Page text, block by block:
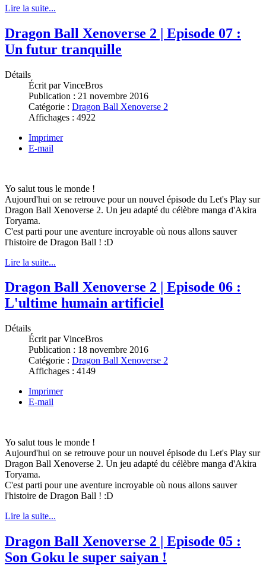
Lire la suite...
Dragon Ball Xenoverse 2 | Episode 07 :
Un futur tranquille
Détails
Écrit parVinceBros
Publication : 21 novembre 2016
Catégorie : Dragon Ball Xenoverse 2
Affichages : 4922
Imprimer
E-mail
Yo salut tous le monde !
Aujourd'hui on se retrouve pour un nouvel épisode du Let's Play sur
Dragon Ball Xenoverse 2. Un jeu adapté du célèbre manga d'Akira
Toryama.
C'est parti pour une aventure incroyable où nous allons sauver
l'histoire de Dragon Ball ! :D
Lire la suite...
Dragon Ball Xenoverse 2 | Episode 06 :
L'ultime humain artificiel
Détails
Écrit parVinceBros
Publication : 18 novembre 2016
Catégorie : Dragon Ball Xenoverse 2
Affichages : 4149
Imprimer
E-mail
Yo salut tous le monde !
Aujourd'hui on se retrouve pour un nouvel épisode du Let's Play sur
Dragon Ball Xenoverse 2. Un jeu adapté du célèbre manga d'Akira
Toryama.
C'est parti pour une aventure incroyable où nous allons sauver
l'histoire de Dragon Ball ! :D
Lire la suite...
Dragon Ball Xenoverse 2 | Episode 05 :
Son Goku le super saiyan !